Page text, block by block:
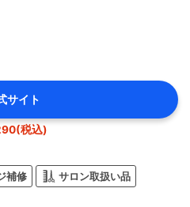
サイト
税込)
補修 サロン取扱い品